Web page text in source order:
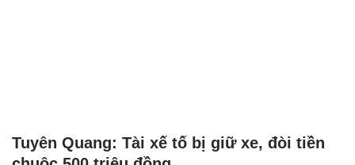
Tuyên Quang: Tài xế tố bị giữ xe, đòi tiền